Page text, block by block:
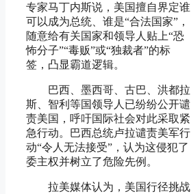
专家马丁内斯说，美国擅自界定谁
可以成为总统、谁是“合法国家”，
随意给有关国家和领导人贴上“恐
怖分子”“毒贩”或“独裁者”的标
签，凸显霸道逻辑。
巴西、墨西哥、古巴、洪都拉
斯、智利等国领导人已纷纷公开谴
责美国，呼吁国际社会对此采取紧
急行动。巴西总统卢拉谴责美军行
动“令人无法接受”，认为这侵犯了
委主权并树立了危险先例。
拉美媒体认为，美国行径挑战